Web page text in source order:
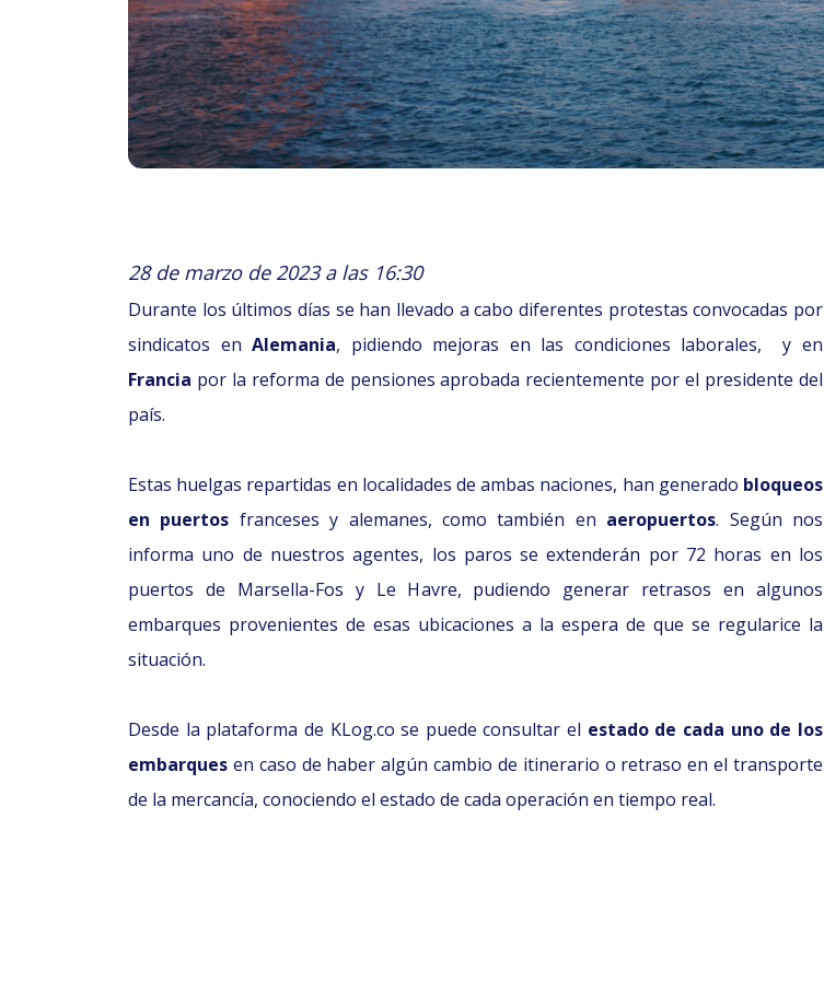
28 de marzo de 2023 a las 16:30
Durante los últimos días se han llevado a cabo diferentes protestas convocadas por
sindicatos enAlemania, pidiendo mejoras en las condiciones laborales, y en
Francia por la reforma de pensiones aprobada recientemente por el presidente del
país.
Estas huelgas repartidas en localidades de ambas naciones, han generado bloqueos
en puertos franceses y alemanes, como también en aeropuertos. Según nos
informa uno de nuestros agentes, los paros se extenderán por 72 horas en los
puertos de Marsella-Fos y Le Havre, pudiendo generar retrasos en algunos
embarques provenientes de esas ubicaciones a la espera de que se regularice la
situación.
Desde la plataforma de KLog.co se puede consultar el estado de cada uno de los
embarques en caso de haber algún cambio de itinerario o retraso en el transporte
de la mercancía, conociendo el estado de cada operación en tiempo real.